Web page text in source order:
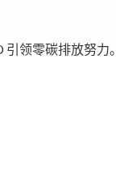
领零碳排放努力。